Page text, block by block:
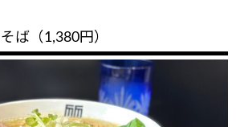
ば（1,380円）